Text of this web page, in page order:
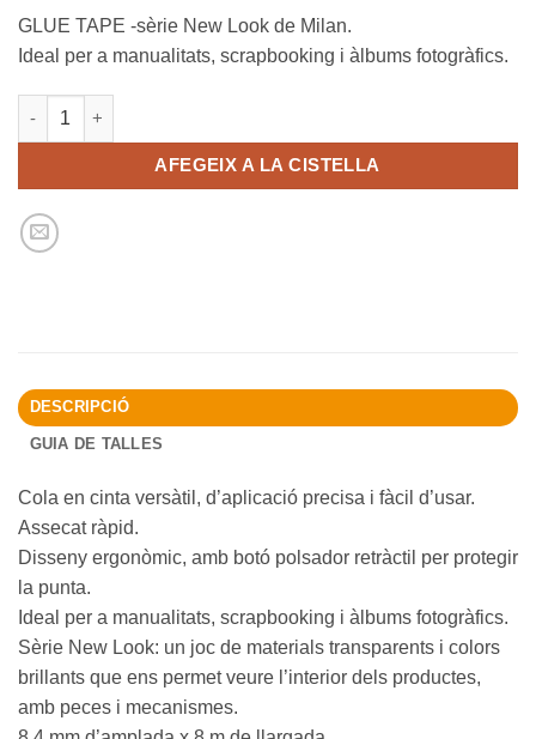
GLUE TAPE -sèrie New Look de Milan.
Ideal per a manualitats, scrapbooking i àlbums fotogràfics.
quantitat de Cola en cinta amb polsador - sèrie New Look
AFEGEIX A LA CISTELLA
DESCRIPCIÓ
GUIA DE TALLES
Cola en cinta versàtil, d’aplicació precisa i fàcil d’usar.
Assecat ràpid.
Disseny ergonòmic, amb botó polsador retràctil per protegir
la punta.
Ideal per a manualitats, scrapbooking i àlbums fotogràfics.
Sèrie New Look: un joc de materials transparents i colors
brillants que ens permet veure l’interior dels productes,
amb peces i mecanismes.